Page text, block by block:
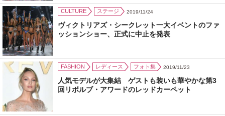
CULTURE ステージ 2019/11/24
ヴィクトリアズ・シークレット一大イベントのファ
ッションショー、正式に中止を発表
FASHION レディース フォト集 2019/11/23
人気モデルが大集結 ゲストも装いも華やかな第3
回リボルブ・アワードのレッドカーペット